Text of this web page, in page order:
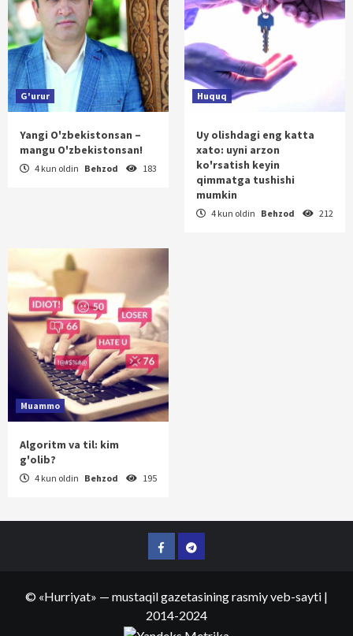
G'urur
Yangi O'zbekistonsan –
mangu O'zbekistonsan!
4 kun oldin Behzod 183
Huquq
Uy olishdagi eng katta
xato: uyni arzon
ko'rsatish keyin
qimmatga tushishi
mumkin
4 kun oldin Behzod 212
Muammo
Algoritm va til: kim
g'olib?
4 kun oldin Behzod 195
FacebookTelegram
© «Hurriyat» — mustaqil gazetasining rasmiy veb-sayti |
2014-2024